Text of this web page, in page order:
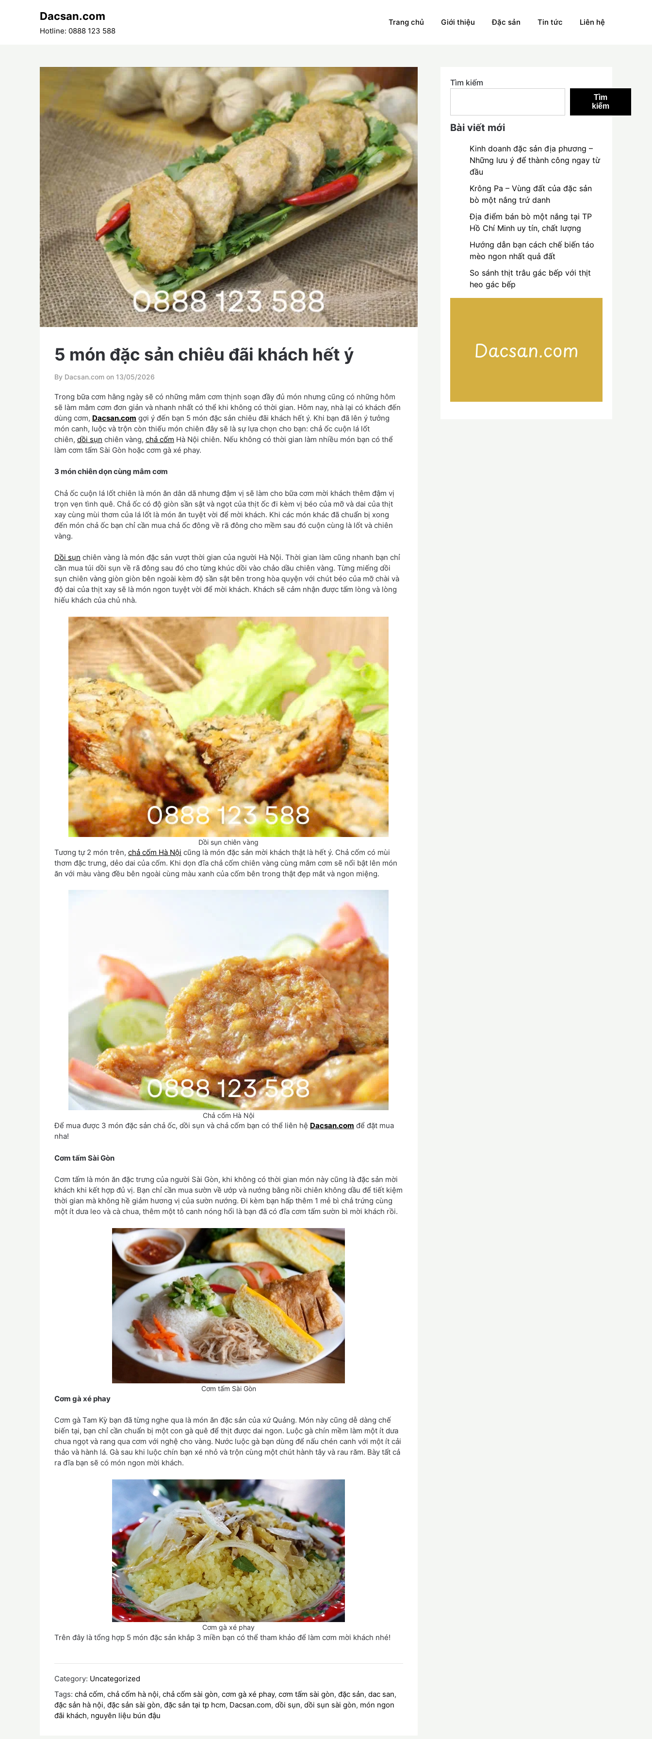
Dacsan.com
Hotline: 0888 123 588
Trang chủ Giới thiệu Đặc sản Tin tức Liên hệ
5 món đặc sản chiêu đãi khách hết ý
By Dacsan.com on 13/05/2026
Trong bữa cơm hằng ngày sẽ có những mâm cơm thịnh soạn đầy đủ món nhưng cũng có những hôm
sẽ làm mâm cơm đơn giản và nhanh nhất có thể khi không có thời gian. Hôm nay, nhà lại có khách đến
dùng cơm, Dacsan.com gợi ý đến bạn 5 món đặc sản chiêu đãi khách hết ý. Khi bạn đã lên ý tưởng
món canh, luộc và trộn còn thiếu món chiên đây sẽ là sự lựa chọn cho bạn: chả ốc cuộn lá lốt
chiên, dồi sụn chiên vàng, chả cốm Hà Nội chiên. Nếu không có thời gian làm nhiều món bạn có thể
làm cơm tấm Sài Gòn hoặc cơm gà xé phay.
3 món chiên dọn cùng mâm cơm
Chả ốc cuộn lá lốt chiên là món ăn dân dã nhưng đậm vị sẽ làm cho bữa cơm mời khách thêm đậm vị
trọn vẹn tình quê. Chả ốc có độ giòn sần sật và ngọt của thịt ốc đi kèm vị béo của mỡ và dai của thịt
xay cùng mùi thơm của lá lốt là món ăn tuyệt vời để mời khách. Khi các món khác đã chuẩn bị xong
đến món chả ốc bạn chỉ cần mua chả ốc đông về rã đông cho mềm sau đó cuộn cùng là lốt và chiên
vàng.
Dồi sụn chiên vàng là món đặc sản vượt thời gian của người Hà Nội. Thời gian làm cũng nhanh bạn chỉ
cần mua túi dồi sụn về rã đông sau đó cho từng khúc dồi vào chảo dầu chiên vàng. Từng miếng dồi
sụn chiên vàng giòn giòn bên ngoài kèm độ sần sật bên trong hòa quyện với chút béo của mỡ chài và
độ dai của thịt xay sẽ là món ngon tuyệt vời để mời khách. Khách sẽ cảm nhận được tấm lòng và lòng
hiếu khách của chủ nhà.
Dồi sụn chiên vàng
Tương tự 2 món trên, chả cốm Hà Nội cũng là món đặc sản mời khách thật là hết ý. Chả cốm có mùi
thơm đặc trưng, dẻo dai của cốm. Khi dọn đĩa chả cốm chiên vàng cùng mâm cơm sẽ nổi bật lên món
ăn với màu vàng đều bên ngoài cùng màu xanh của cốm bên trong thật đẹp mắt và ngon miệng.
Chả cốm Hà Nội
Để mua được 3 món đặc sản chả ốc, dồi sụn và chả cốm bạn có thể liên hệ Dacsan.com để đặt mua
nha!
Cơm tấm Sài Gòn
Cơm tấm là món ăn đặc trưng của người Sài Gòn, khi không có thời gian món này cũng là đặc sản mời
khách khi kết hợp đủ vị. Bạn chỉ cần mua sườn về ướp và nướng bằng nồi chiên không dầu để tiết kiệm
thời gian mà không hề giảm hương vị của sườn nướng. Đi kèm bạn hấp thêm 1 mẻ bì chả trứng cùng
một ít dưa leo và cà chua, thêm một tô canh nóng hổi là bạn đã có đĩa cơm tấm sườn bì mời khách rồi.
Cơm tấm Sài Gòn
Cơm gà xé phay
Cơm gà Tam Kỳ bạn đã từng nghe qua là món ăn đặc sản của xứ Quảng. Món này cũng dễ dàng chế
biến tại, bạn chỉ cần chuẩn bị một con gà quê để thịt được dai ngon. Luộc gà chín mềm làm một ít dưa
chua ngọt và rang qua cơm với nghệ cho vàng. Nước luộc gà bạn dùng để nấu chén canh với một ít cải
thảo và hành lá. Gà sau khi luộc chín bạn xé nhỏ và trộn cùng một chút hành tây và rau răm. Bày tất cả
ra đĩa bạn sẽ có món ngon mời khách.
Cơm gà xé phay
Trên đây là tổng hợp 5 món đặc sản khắp 3 miền bạn có thể tham khảo để làm cơm mời khách nhé!
Category: Uncategorized
Tags: chả cốm, chả cốm hà nội, chả cốm sài gòn, cơm gà xé phay, cơm tấm sài gòn, đặc sản, dac san,
đặc sản hà nội, đặc sản sài gòn, đặc sản tại tp hcm, Dacsan.com, dồi sụn, dồi sụn sài gòn, món ngon
đãi khách, nguyên liệu bún đậu
Tìm kiếm
Tìm
kiếm
Bài viết mới
Kinh doanh đặc sản địa phương –
Những lưu ý để thành công ngay từ
đầu
Krông Pa – Vùng đất của đặc sản
bò một nắng trứ danh
Địa điểm bán bò một nắng tại TP
Hồ Chí Minh uy tín, chất lượng
Hướng dẫn bạn cách chế biến táo
mèo ngon nhất quả đất
So sánh thịt trâu gác bếp với thịt
heo gác bếp